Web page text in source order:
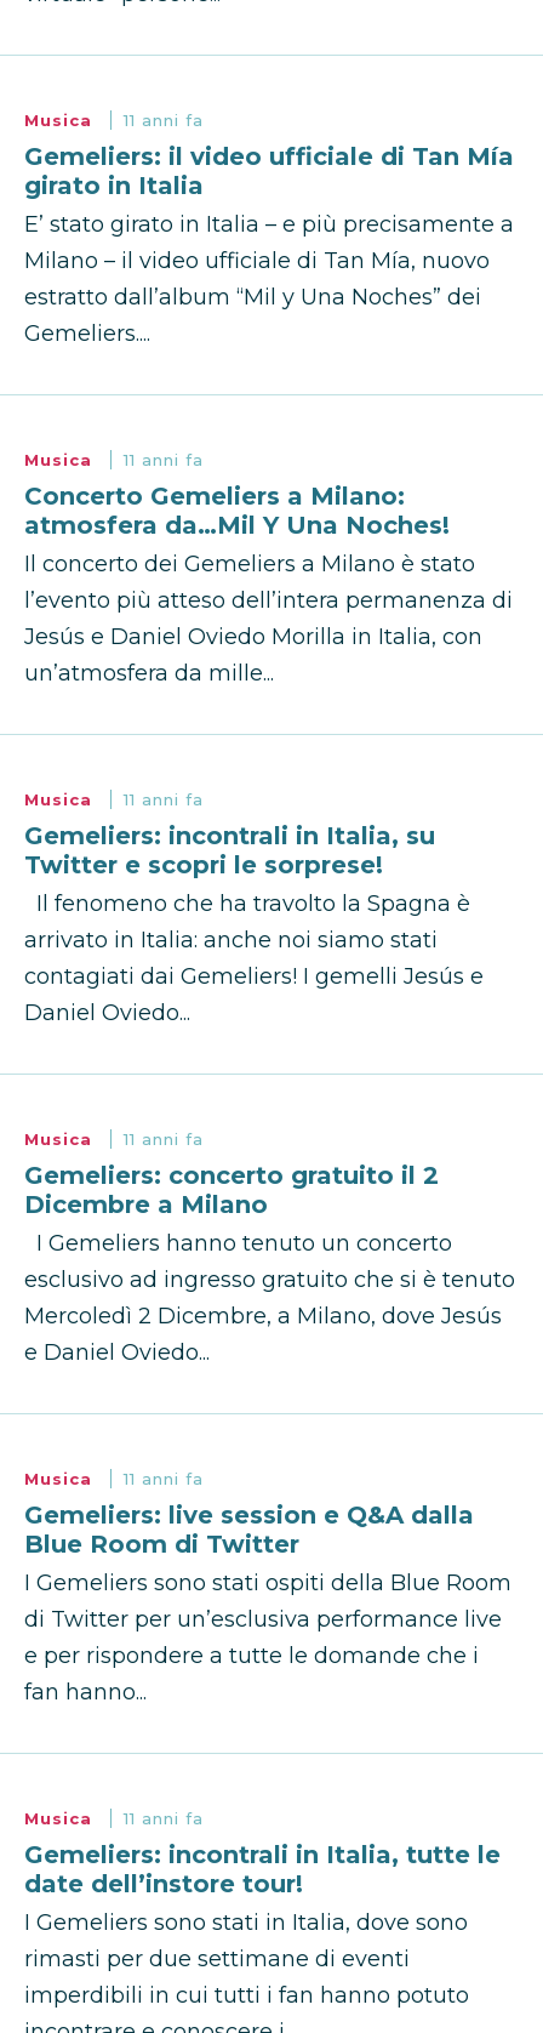
Musica 11 anni fa
Gemeliers: il video ufficiale di Tan Mía
girato in Italia
E’ stato girato in Italia – e più precisamente a
Milano – il video ufficiale di Tan Mía, nuovo
estratto dall’album “Mil y Una Noches” dei
Gemeliers....
Musica 11 anni fa
Concerto Gemeliers a Milano:
atmosfera da…Mil Y Una Noches!
Il concerto dei Gemeliers a Milano è stato
l’evento più atteso dell’intera permanenza di
Jesús e Daniel Oviedo Morilla in Italia, con
un’atmosfera da mille...
Musica 11 anni fa
Gemeliers: incontrali in Italia, su
Twitter e scopri le sorprese!
Il fenomeno che ha travolto la Spagna è
arrivato in Italia: anche noi siamo stati
contagiati dai Gemeliers! I gemelli Jesús e
Daniel Oviedo...
Musica 11 anni fa
Gemeliers: concerto gratuito il 2
Dicembre a Milano
I Gemeliers hanno tenuto un concerto
esclusivo ad ingresso gratuito che si è tenuto
Mercoledì 2 Dicembre, a Milano, dove Jesús
e Daniel Oviedo...
Musica 11 anni fa
Gemeliers: live session e Q&A dalla
Blue Room di Twitter
I Gemeliers sono stati ospiti della Blue Room
di Twitter per un’esclusiva performance live
e per rispondere a tutte le domande che i
fan hanno...
Musica 11 anni fa
Gemeliers: incontrali in Italia, tutte le
date dell’instore tour!
I Gemeliers sono stati in Italia, dove sono
rimasti per due settimane di eventi
imperdibili in cui tutti i fan hanno potuto